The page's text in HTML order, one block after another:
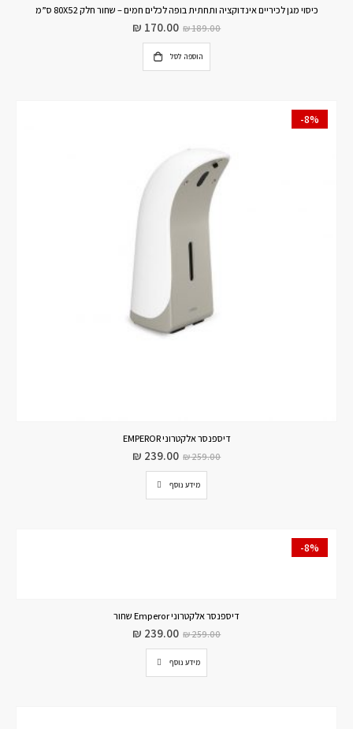
כיסוי מגן לכיריים אינדוקציה ותחתית בופה לכלים חמים – שחור חלק 80X52 ס”מ
₪189.00
₪ 170.00
הוספה לסל
-8%
דיספנסר אלקטרוני EMPEROR
₪259.00
₪ 239.00
מידע נוסף
-8%
דיספנסר אלקטרוני Emperor שחור
₪259.00
₪ 239.00
מידע נוסף